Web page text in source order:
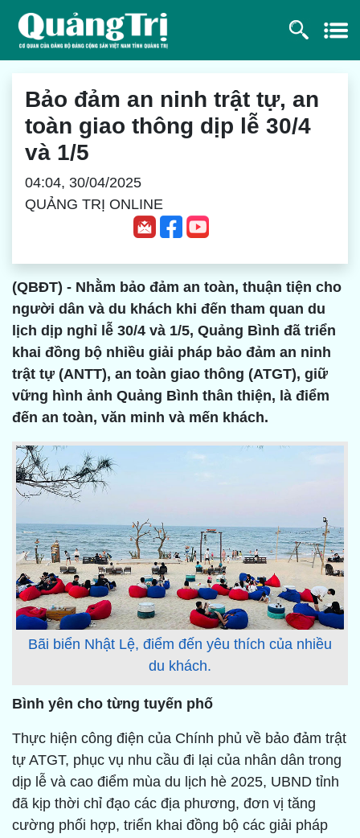
Bảo đảm an ninh trật tự, an
toàn giao thông dịp lễ 30/4
và 1/5
04:04, 30/04/2025
QUẢNG TRỊ ONLINE
(QBĐT) - Nhằm bảo đảm an toàn, thuận tiện cho
người dân và du khách khi đến tham quan du
lịch dịp nghỉ lễ 30/4 và 1/5, Quảng Bình đã triển
khai đồng bộ nhiều giải pháp bảo đảm an ninh
trật tự (ANTT), an toàn giao thông (ATGT), giữ
vững hình ảnh Quảng Bình thân thiện, là điểm
đến an toàn, văn minh và mến khách.
Bãi biển Nhật Lệ, điểm đến yêu thích của nhiều
du khách.
Bình yên cho từng tuyến phố
Thực hiện công điện của Chính phủ về bảo đảm trật
tự ATGT, phục vụ nhu cầu đi lại của nhân dân trong
dịp lễ và cao điểm mùa du lịch hè 2025, UBND tỉnh
đã kịp thời chỉ đạo các địa phương, đơn vị tăng
cường phối hợp, triển khai đồng bộ các giải pháp